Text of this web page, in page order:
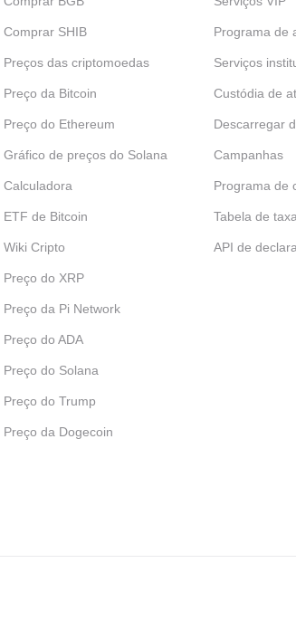
Comprar SHIB
Preços das criptomoedas
Preço da Bitcoin
Preço do Ethereum
Gráfico de preços do Solana
Calculadora
ETF de Bitcoin
Wiki Cripto
Preço do XRP
Preço da Pi Network
Preço do ADA
Preço do Solana
Preço do Trump
Preço da Dogecoin
Programa de
Serviços
Custódia de
Descarregar
Campanhas
Programa de
Tabela de
API de